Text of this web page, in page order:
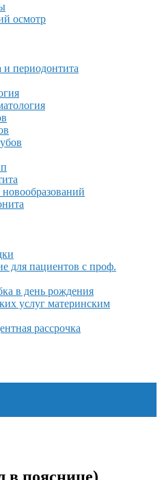
осмотр
и периодонтита
для пациентов с проф.
в день рождения
услуг материнским
рассрочка